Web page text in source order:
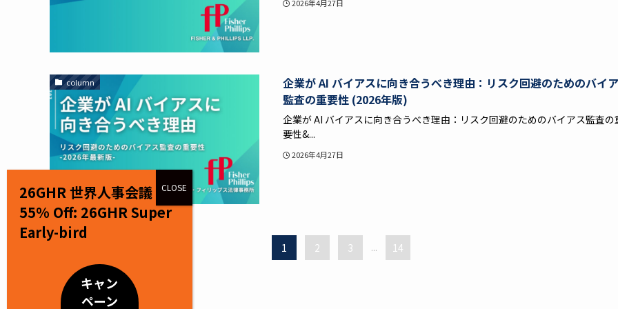
2026年4月27日
column
企業が AI バイアスに向き合うべき理由：リスク回避のためのバイ
監査の重要性 (2026年版)
企業が AI バイアスに向き合うべき理由：リスク回避のためのバイアス監査の
要性&...
2026年4月27日
1 2 3 ... 14
26GHR 世界人事会議
55% Off: 26GHR Super
Early-bird
キャン
ペーン